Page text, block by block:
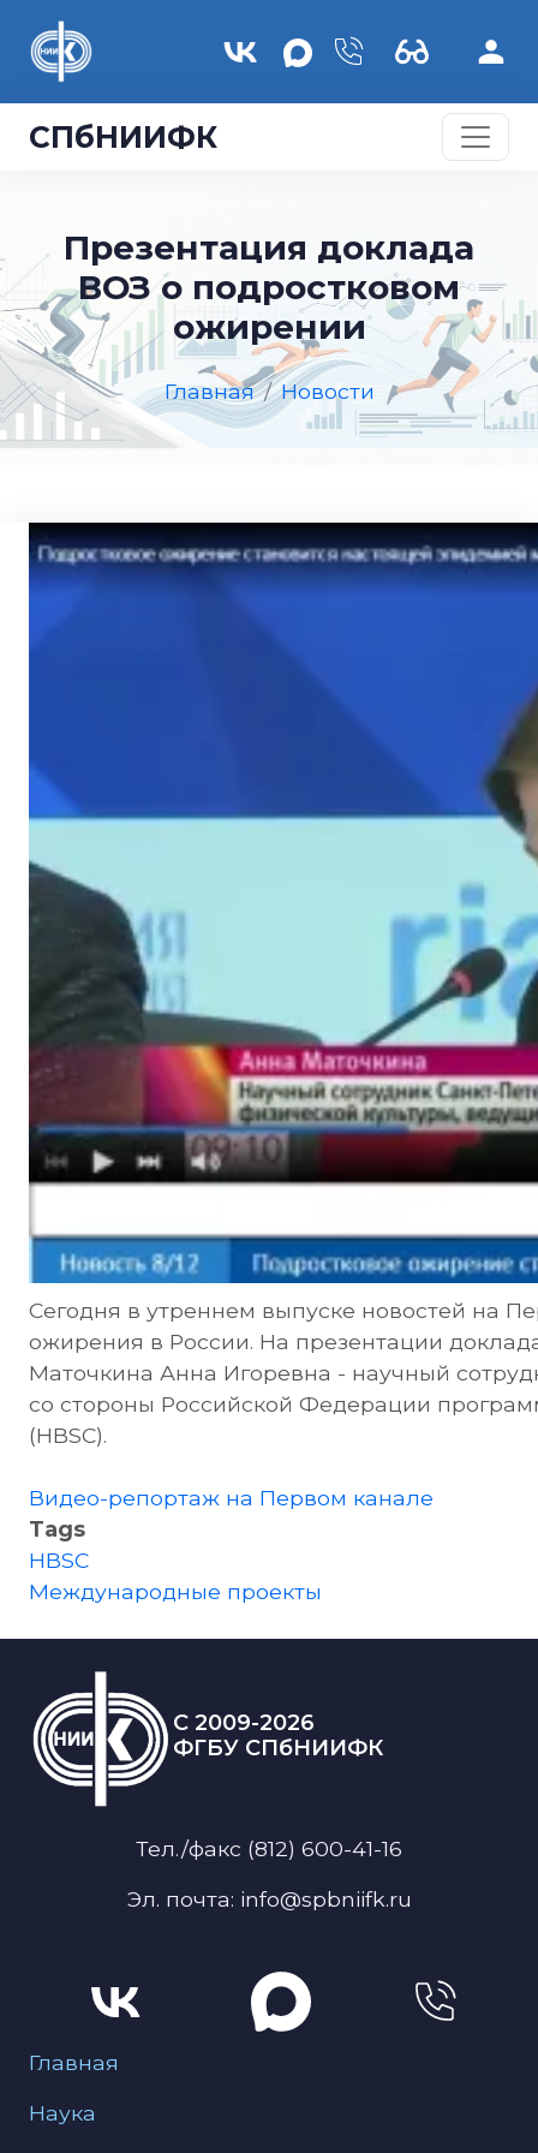
СПбНИИФК
Презентация доклада
ВОЗ о подростковом
ожирении
Главная Новости
Сегодня в утреннем выпуске новостей на
ожирения в России. На презентации
Маточкина Анна Игоревна - научный
со стороны Российской Федерации
(HBSC).
Видео-репортаж на Первом канале
Tags
HBSC
Международные проекты
C 2009-2026
ФГБУ СПбНИИФК
Тел./факс (812) 600-41-16
Эл. почта: info@spbniifk.ru
Меню для подвала
Главная
Наука